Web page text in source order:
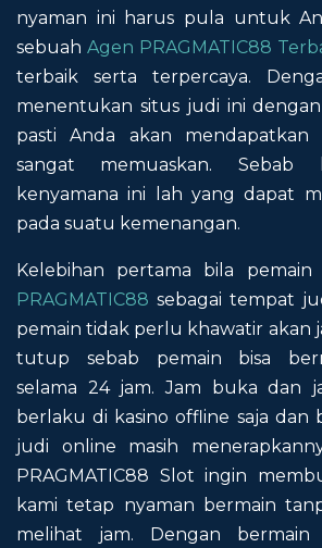
nyaman ini harus pula untuk
sebuah Agen PRAGMATIC88
terbaik serta terpercaya.
menentukan situs judi ini
pasti Anda akan mendapatkan
sangat memuaskan. Sebab
kenyamana ini lah yang dapat
pada suatu kemenangan.
Kelebihan pertama bila
PRAGMATIC88 sebagai tempat
pemain tidak perlu khawatir akan
tutup sebab pemain bisa
selama 24 jam. Jam buka dan
berlaku di kasino offline saja dan
judi online masih
PRAGMATIC88 Slot ingin
kami tetap nyaman bermain
melihat jam. Dengan bermain